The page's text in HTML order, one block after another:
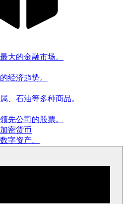
大的金融市场。
经济趋势。
、石油等多种商品。
先公司的股票。
密货币
字资产。